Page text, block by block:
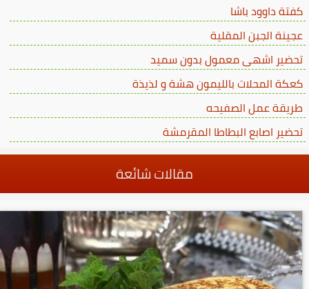
كفتة داوود باشا
عجينة الجبن المقلية
تحضير اشهى معمول بدون سميد
كعكة المحلات بالليمون هشة و لذيذة
طريقة عمل الصفيحه
تحضير اصابع البطاطا المقرمشة
مقالات شائعة